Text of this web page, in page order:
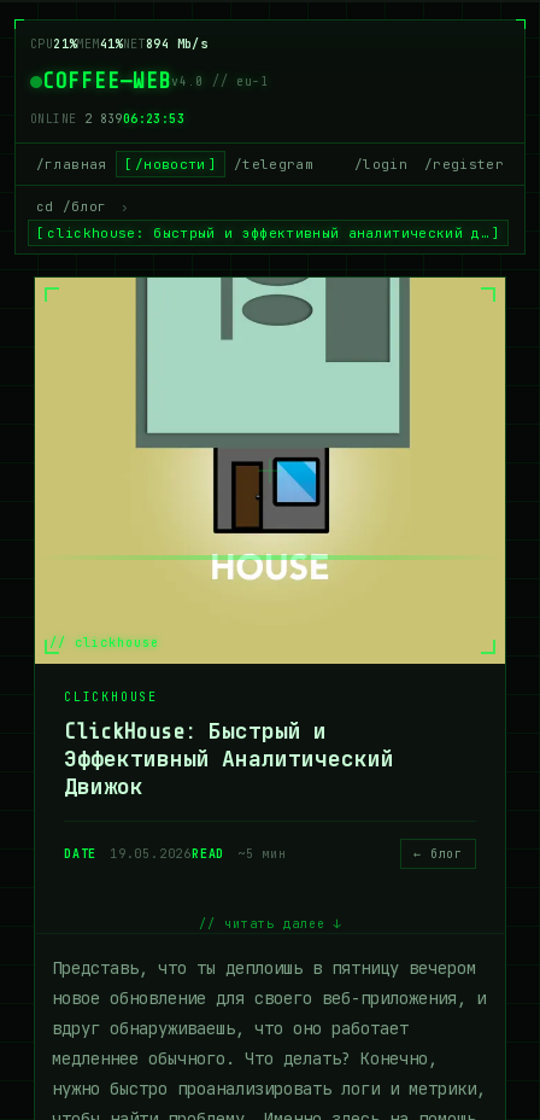
CPU20%MEM41%NET919 Mb/s
COFFEE—WEBv4.0 // eu-1
ONLINE 2 84206:23:54
/главная /новости /telegram /login /register
cd /блог
›
clickhouse: быстрый и эффективный аналитический д…
// clickhouse
CLICKHOUSE
ClickHouse: Быстрый и
Эффективный Аналитический
Движок
DATE 19.05.2026READ ~5 мин ← блог
// читать далее ↓
Представь, что ты деплоишь в пятницу вечером
новое обновление для своего веб-приложения, и
вдруг обнаруживаешь, что оно работает
медленнее обычного. Что делать? Конечно,
нужно быстро проанализировать логи и метрики,